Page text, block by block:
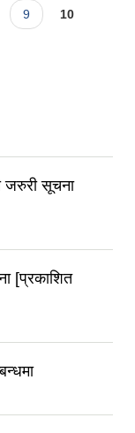
9 10
जरुरी सूचना
[प्रकाशित